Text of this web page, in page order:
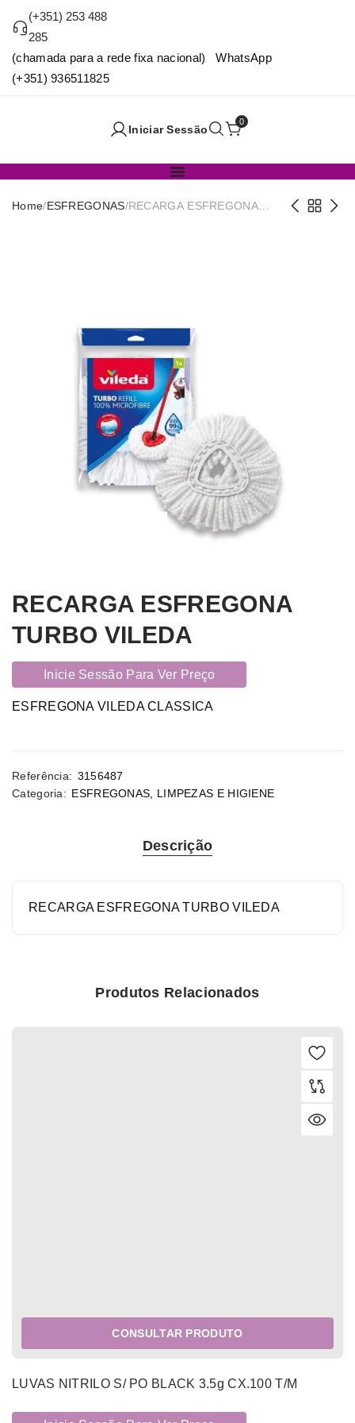
(+351) 253 488
285
(chamada para a rede fixa nacional) WhatsApp
(+351) 936511825
Iniciar Sessão
0
Home/ESFREGONAS/RECARGA ESFREGONA
RECARGA ESFREGONA
TURBO VILEDA
Inicie Sessão Para Ver Preço
ESFREGONA VILEDA CLASSICA
Referência: 3156487
Categoria: ESFREGONAS LIMPEZAS E HIGIENE
Descrição
RECARGA ESFREGONA TURBO VILEDA
Produtos Relacionados
CONSULTAR PRODUTO
LUVAS NITRILO S/ PO BLACK 3.5g CX.100 T/M